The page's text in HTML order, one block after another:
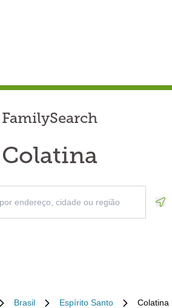
FamilySearch
Colatina
Brasil Espírito Santo Colatina